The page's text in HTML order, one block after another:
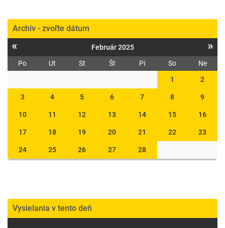
Archív - zvoľte dátum
« Február 2025 »
Po Ut St Št Pi So
Ne
1
2
3 4 5 6 7 8 9
10 11 12 13 14 15 16
17 18 19 20 21 22 23
24 25 26 27 28
Vysielania v tento deň